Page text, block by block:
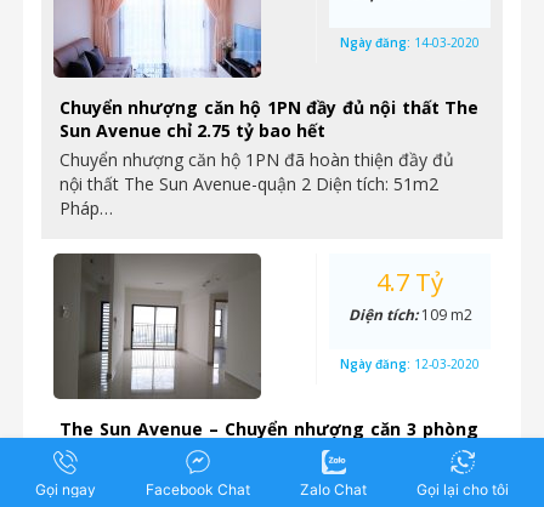
Chuyển nhượng căn hộ 1PN đầy đủ nội thất The
Sun Avenue chỉ 2.75 tỷ bao hết
Chuyển nhượng căn hộ 1PN đã hoàn thiện đầy đủ
nội thất The Sun Avenue-quận 2 Diện tích: 51m2
Pháp…
Ngày đăng: 14-03-2020
The Sun Avenue – Chuyển nhượng căn 3 phòng
ngủ, 109m2, nhà hoàn thiện cơ bản, giá 4,7 tỷ
bao hết
4.7 Tỷ
Diện tích:109 m2
Ngày đăng: 12-03-2020
Gọi ngay Facebook Chat Zalo Chat Gọi lại cho tôi